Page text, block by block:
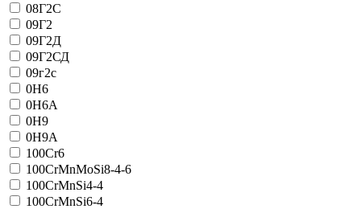
08Г2С
09Г2
09Г2Д
09Г2СД
09г2с
0Н6
0Н6А
0Н9
0Н9А
100Cr6
100CrMnMoSi8-4-6
100CrMnSi4-4
100CrMnSi6-4